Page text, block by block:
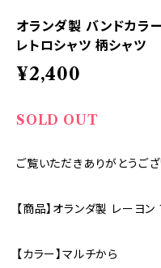
オランダ製 バンドカラ
レトロシャツ 柄シャツ
¥2,400
SOLD OUT
ご覧いただきありがとうござ
【商品】オランダ製 レーヨ
【カラー】マルチから